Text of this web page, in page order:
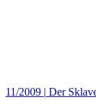
11/2009 | Der